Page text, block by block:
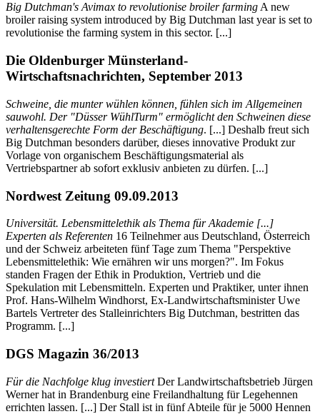
Big Dutchman's Avimax to revolutionise broiler farmingA new
broiler raising system introduced by Big Dutchman last year is set to
revolutionise the farming system in this sector. [...]
Die Oldenburger Münsterland-
Wirtschaftsnachrichten, September 2013
Schweine, die munter wühlen können, fühlen sich im Allgemeinen
sauwohl. Der "Düsser WühlTurm" ermöglicht den Schweinen diese
verhaltensgerechte Form der Beschäftigung. [...] Deshalb freut sich
Big Dutchman besonders darüber, dieses innovative Produkt zur
Vorlage von organischem Beschäftigungsmaterial als
Vertriebspartner ab sofort exklusiv anbieten zu dürfen. [...]
Nordwest Zeitung 09.09.2013
Universität. Lebensmittelethik als Thema für Akademie [...]
Experten als Referenten 16 Teilnehmer aus Deutschland, Österreich
und der Schweiz arbeiteten fünf Tage zum Thema "Perspektive
Lebensmittelethik: Wie ernähren wir uns morgen?". Im Fokus
standen Fragen der Ethik in Produktion, Vertrieb und die
Spekulation mit Lebensmitteln. Experten und Praktiker, unter ihnen
Prof. Hans-Wilhelm Windhorst, Ex-Landwirtschaftsminister Uwe
Bartels Vertreter des Stalleinrichters Big Dutchman, bestritten das
Programm. [...]
DGS Magazin 36/2013
Für die Nachfolge klug investiertDer Landwirtschaftsbetrieb Jürgen
Werner hat in Brandenburg eine Freilandhaltung für Legehennen
errichten lassen. [...] Der Stall ist in fünf Abteile für je 5000 Hennen